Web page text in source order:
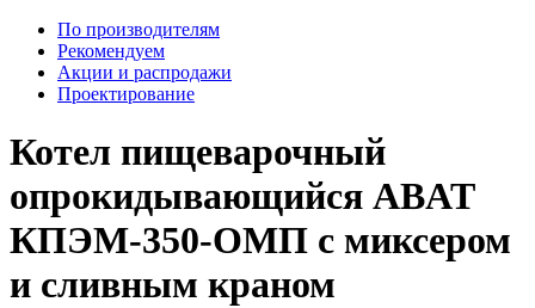
По производителям
Рекомендуем
Акции и распродажи
Проектирование
Котел пищеварочный
опрокидывающийся ABAT
КПЭМ-350-ОМП с миксером
и сливным краном